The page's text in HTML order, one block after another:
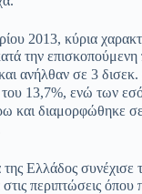
2013, κύρια
την
και ανήλθαν σε 3
του 13,7%, ενώ των
και διαμορφώθηκε
Ελλάδος συνέχισε
περιπτώσεις